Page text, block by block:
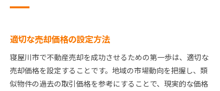
適切な売却価格の設定方法
寝屋川市で不動産売却を成功させるための第一歩は、適切な
売却価格を設定することです。地域の市場動向を把握し、類
似物件の過去の取引価格を参考にすることで、現実的な価格